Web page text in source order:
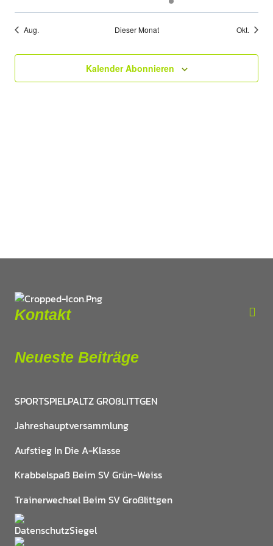
VeranstaltungenVeranstaltungen
Veranstaltung
Aug. Dieser Monat Okt.
Kalender Abonnieren
Kontakt
Neueste Beiträge
SPORTSPIELPALTZ GROßLITTGEN
Jahreshauptversammlung
Aufstieg In Die A-Klasse
Krabbelspaß Beim SV Grün-Weiss
Trainerwechsel Beim SV Großlittgen